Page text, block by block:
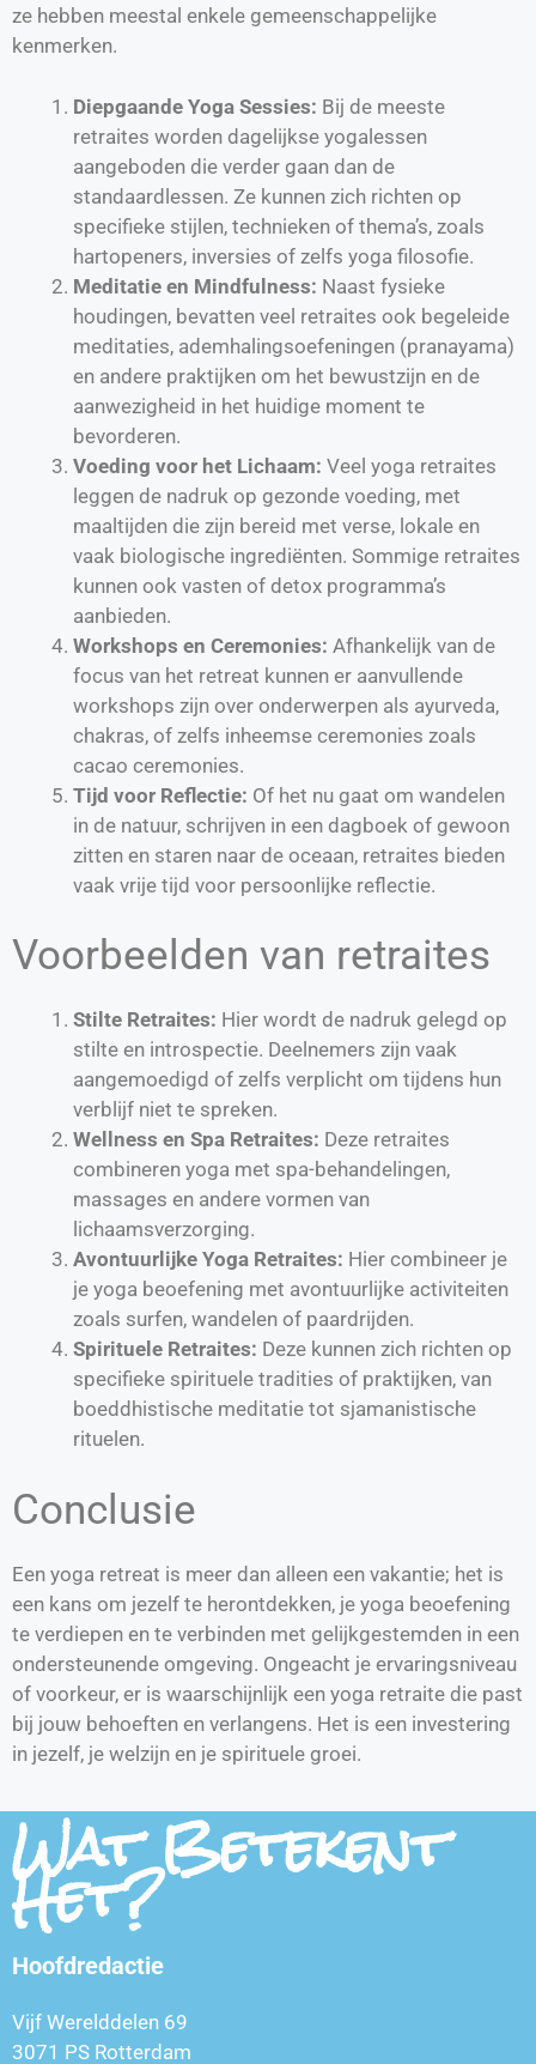
ze hebben meestal enkele gemeenschappelijke
kenmerken.
Diepgaande Yoga Sessies: Bij de meeste
retraites worden dagelijkse yogalessen
aangeboden die verder gaan dan de
standaardlessen. Ze kunnen zich richten op
specifieke stijlen, technieken of thema’s, zoals
hartopeners, inversies of zelfs yoga filosofie.
Meditatie en Mindfulness: Naast fysieke
houdingen, bevatten veel retraites ook begeleide
meditaties, ademhalingsoefeningen (pranayama)
en andere praktijken om het bewustzijn en de
aanwezigheid in het huidige moment te
bevorderen.
Voeding voor het Lichaam: Veel yoga retraites
leggen de nadruk op gezonde voeding, met
maaltijden die zijn bereid met verse, lokale en
vaak biologische ingrediënten. Sommige retraites
kunnen ook vasten of detox programma’s
aanbieden.
Workshops en Ceremonies: Afhankelijk van de
focus van het retreat kunnen er aanvullende
workshops zijn over onderwerpen als ayurveda,
chakras, of zelfs inheemse ceremonies zoals
cacao ceremonies.
Tijd voor Reflectie: Of het nu gaat om wandelen
in de natuur, schrijven in een dagboek of gewoon
zitten en staren naar de oceaan, retraites bieden
vaak vrije tijd voor persoonlijke reflectie.
Voorbeelden van retraites
Stilte Retraites: Hier wordt de nadruk gelegd op
stilte en introspectie. Deelnemers zijn vaak
aangemoedigd of zelfs verplicht om tijdens hun
verblijf niet te spreken.
Wellness en Spa Retraites: Deze retraites
combineren yoga met spa-behandelingen,
massages en andere vormen van
lichaamsverzorging.
Avontuurlijke Yoga Retraites: Hier combineer je
je yoga beoefening met avontuurlijke activiteiten
zoals surfen, wandelen of paardrijden.
Spirituele Retraites: Deze kunnen zich richten op
specifieke spirituele tradities of praktijken, van
boeddhistische meditatie tot sjamanistische
rituelen.
Conclusie
Een yoga retreat is meer dan alleen een vakantie; het is
een kans om jezelf te herontdekken, je yoga beoefening
te verdiepen en te verbinden met gelijkgestemden in een
ondersteunende omgeving. Ongeacht je ervaringsniveau
of voorkeur, er is waarschijnlijk een yoga retraite die past
bij jouw behoeften en verlangens. Het is een investering
in jezelf, je welzijn en je spirituele groei.
Wat Betekent
Het?
Hoofdredactie
Vijf Werelddelen 69
3071 PS Rotterdam